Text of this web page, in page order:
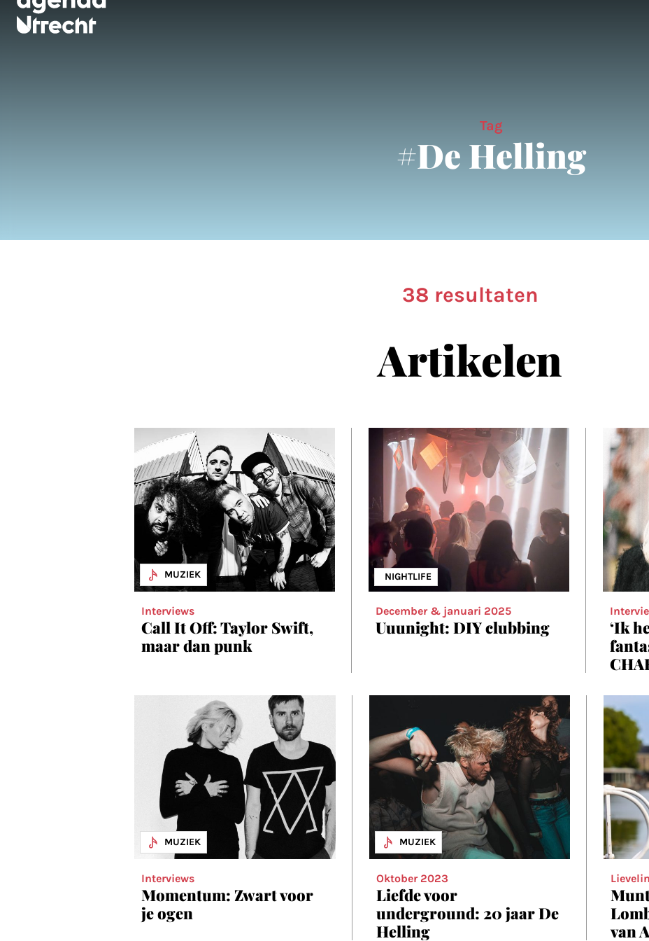
Tag
#De Helling
38 resultaten
Artikelen
MUZIEK
Interviews
Call It Off: Taylor Swift,
maar dan punk
NIGHTLIFE
December & januari 2025
Uuunight: DIY clubbing
‘Ik
MUZIEK
Interviews
Momentum: Zwart voor
je ogen
MUZIEK
Oktober 2023
Liefde voor
underground: 20 jaar De
Helling
van